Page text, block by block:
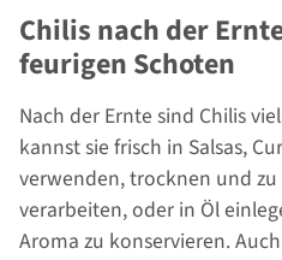
Chilis nach der
feurigen Schoten
Nach der Ernte sind Chilis
kannst sie frisch in Salsas,
verwenden, trocknen und
verarbeiten, oder in Öl
Aroma zu konservieren.